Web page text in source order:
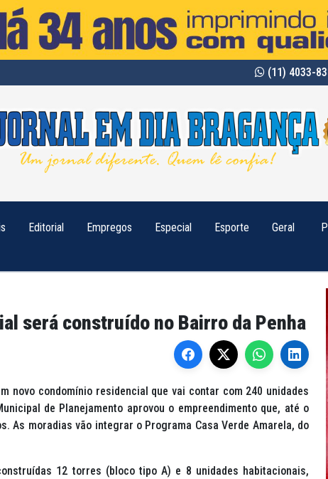
(11) 4033-
Editorial Empregos Especial Esporte Geral
será construído no Bairro da Penha
novo condomínio residencial que vai contar com 240 unidades
de Planejamento aprovou o empreendimento que, até o
As moradias vão integrar o Programa Casa Verde Amarela, do
12 torres (bloco tipo A) e 8 unidades habitacionais,